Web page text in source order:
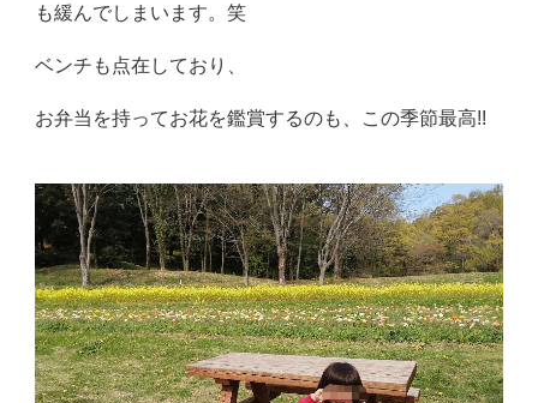
も緩んでしまいます。笑
ベンチも点在しており、
お弁当を持ってお花を鑑賞するのも、この季節最高!!